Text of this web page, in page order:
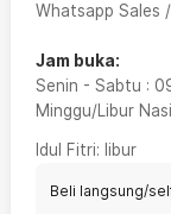
Whatsapp Sales
Jam buka:
Senin - Sabtu :
Minggu/Libur
Idul Fitri: libur
Beli langsung/